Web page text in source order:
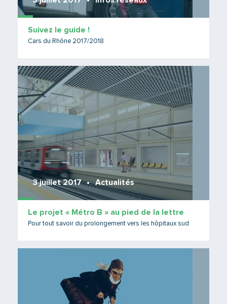
Suivez le guide !
Cars du Rhône 2017/2018
3 juillet 2017 Actualités
Le projet « Métro B » au pied de la lettre
Pour tout savoir du prolongement vers les hôpitaux sud